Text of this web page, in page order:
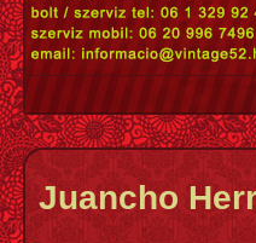
Juancho